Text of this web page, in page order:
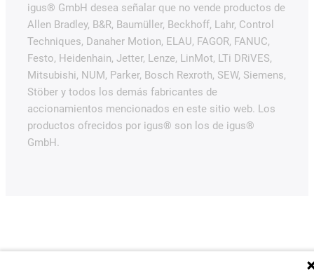
igus® GmbH desea señalar que no vende productos de
Allen Bradley, B&R, Baumüller, Beckhoff, Lahr, Control
Techniques, Danaher Motion, ELAU, FAGOR, FANUC,
Festo, Heidenhain, Jetter, Lenze, LinMot, LTi DRiVES,
Mitsubishi, NUM, Parker, Bosch Rexroth, SEW, Siemens,
Stöber y todos los demás fabricantes de
accionamientos mencionados en este sitio web. Los
productos ofrecidos por igus® son los de igus®
GmbH.